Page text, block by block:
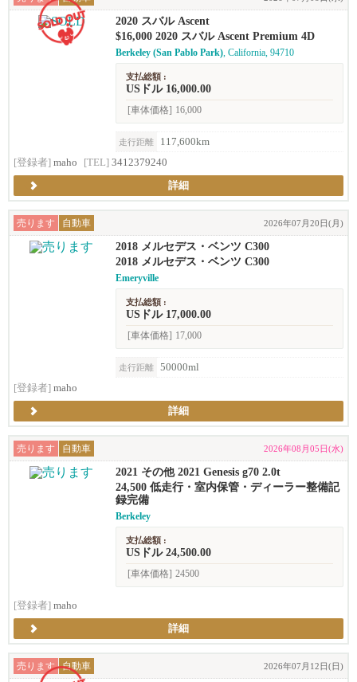
2020 スバル Ascent
$16,000 2020 スバル Ascent Premium 4D
Berkeley (San Pablo Park), California, 94710
支払総額 :
USドル 16,000.00
[車体価格] 16,000
走行距離
117,600km
[登録者] maho [TEL] 3412379240
詳細
売ります 自動車 2026年07月20日(月)
2018 メルセデス・ベンツ C300
2018 メルセデス・ベンツ C300
Emeryville
支払総額 :
USドル 17,000.00
[車体価格] 17,000
走行距離
50000ml
[登録者] maho
詳細
売ります 自動車 2026年08月05日(水)
2021 その他 2021 Genesis g70 2.0t
24,500 低走行・室内保管・ディーラー整備記
録完備
Berkeley
支払総額 :
USドル 24,500.00
[車体価格] 24500
[登録者] maho
詳細
売ります 自動車 2026年07月12日(日)